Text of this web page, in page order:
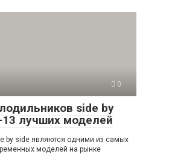
0
side by
лучших моделей
by side являются одними из самых
моделей на рынке